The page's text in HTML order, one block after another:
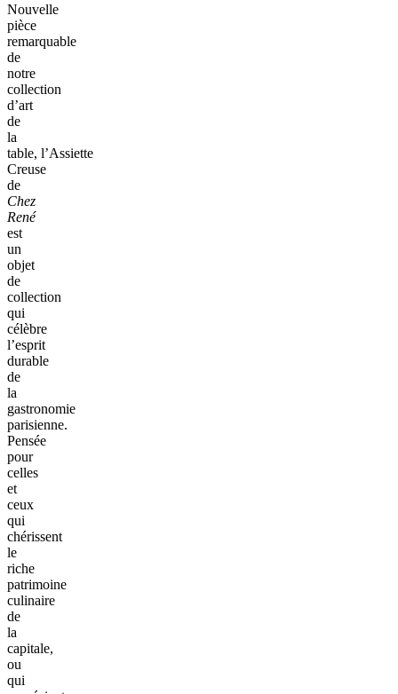
Nouvelle
pièce
remarquable
de
notre
collection
d’art
de
la
table, l’Assiette
Creuse
de
Chez
René
est
un
objet
de
collection
qui
célèbre
l’esprit
durable
de
la
gastronomie
parisienne.
Pensée
pour
celles
et
ceux
qui
chérissent
le
riche
patrimoine
culinaire
de
la
capitale,
ou
qui